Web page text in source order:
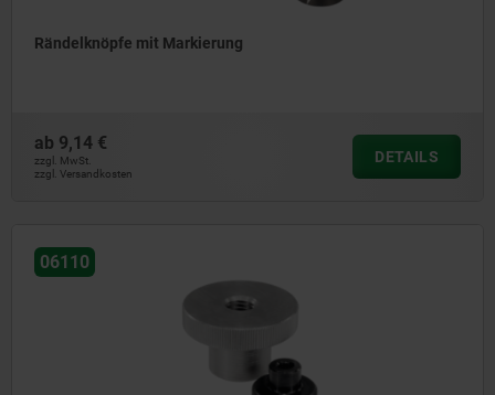
Rändelknöpfe mit Markierung
ab 9,14 €
zzgl. MwSt.
zzgl. Versandkosten
DETAILS
06110